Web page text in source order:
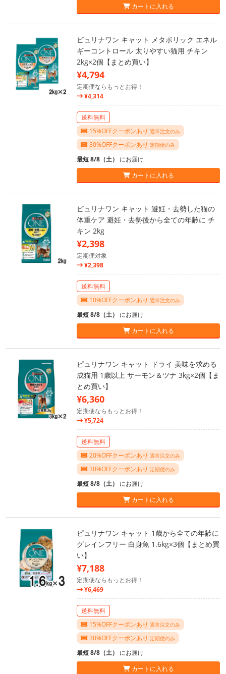
カートに入れる
ピュリナワン キャット メタボリック エネル
ギーコントロール 太りやすい猫用 チキン
2kg×2個【まとめ買い】
¥4,794
定期便ならもっとお得！
¥4,314
送料無料
15%OFFクーポンあり 通常注文のみ
30%OFFクーポンあり 定期便のみ
最短 8/8（土） にお届け
カートに入れる
ピュリナワン キャット 避妊・去勢した猫の
体重ケア 避妊・去勢後から全ての年齢に チ
キン 2kg
¥2,398
定期便対象
¥2,398
送料無料
10%OFFクーポンあり 通常注文のみ
最短 8/8（土） にお届け
カートに入れる
ピュリナワン キャット ドライ 美味を求める
成猫用 1歳以上 サーモン＆ツナ 3kg×2個【ま
とめ買い】
¥6,360
定期便ならもっとお得！
¥5,724
送料無料
20%OFFクーポンあり 通常注文のみ
30%OFFクーポンあり 定期便のみ
最短 8/8（土） にお届け
カートに入れる
ピュリナワン キャット 1歳から全ての年齢に
グレインフリー 白身魚 1.6kg×3個【まとめ買
い】
¥7,188
定期便ならもっとお得！
¥6,469
送料無料
15%OFFクーポンあり 通常注文のみ
30%OFFクーポンあり 定期便のみ
最短 8/8（土） にお届け
カートに入れる